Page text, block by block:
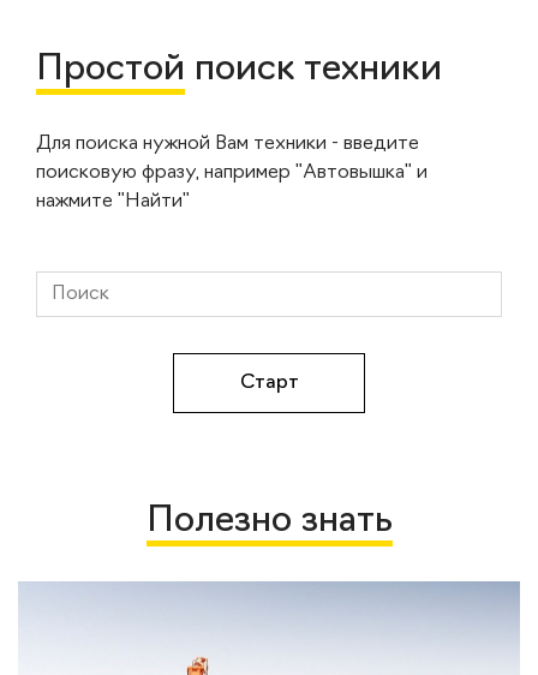
Простой поиск техники
Для поиска нужной Вам техники - введите
поисковую фразу, например "Автовышка" и
нажмите "Найти"
Полезно знать